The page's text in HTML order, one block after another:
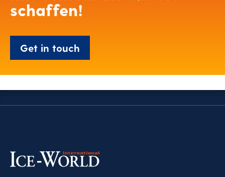
schaffen!
Get in touch